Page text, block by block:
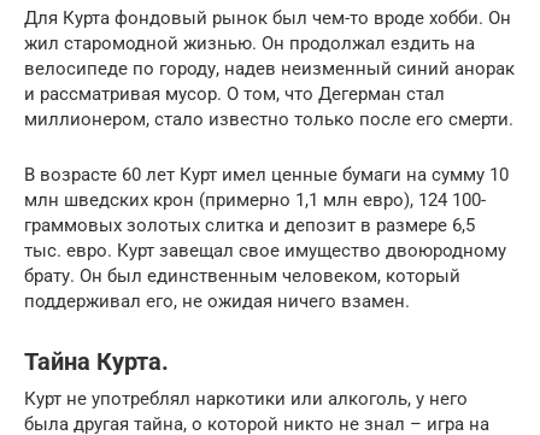
Для Курта фондовый рынок был чем-то вроде хобби. Он
жил старомодной жизнью. Он продолжал ездить на
велосипеде по городу, надев неизменный синий анорак
и рассматривая мусор. О том, что Дегерман стал
миллионером, стало известно только после его смерти.
В возрасте 60 лет Курт имел ценные бумаги на сумму 10
млн шведских крон (примерно 1,1 млн евро), 124 100-
граммовых золотых слитка и депозит в размере 6,5
тыс. евро. Курт завещал свое имущество двоюродному
брату. Он был единственным человеком, который
поддерживал его, не ожидая ничего взамен.
Тайна Курта.
Курт не употреблял наркотики или алкоголь, у него
была другая тайна, о которой никто не знал – игра на